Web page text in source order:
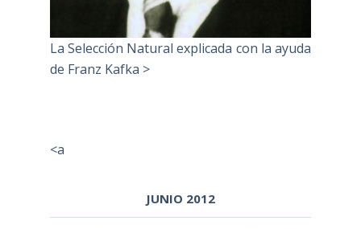
La Selección Natural explicada con la ayuda
de Franz Kafka >
<a
JUNIO 2012